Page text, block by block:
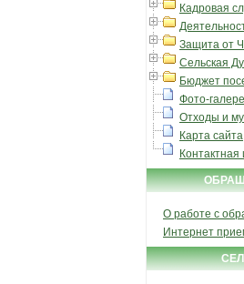
Кадровая
Защита от
Сельская
Бюджет
Фото-
Отходы и
Карта сайта
О работе с
Интернет